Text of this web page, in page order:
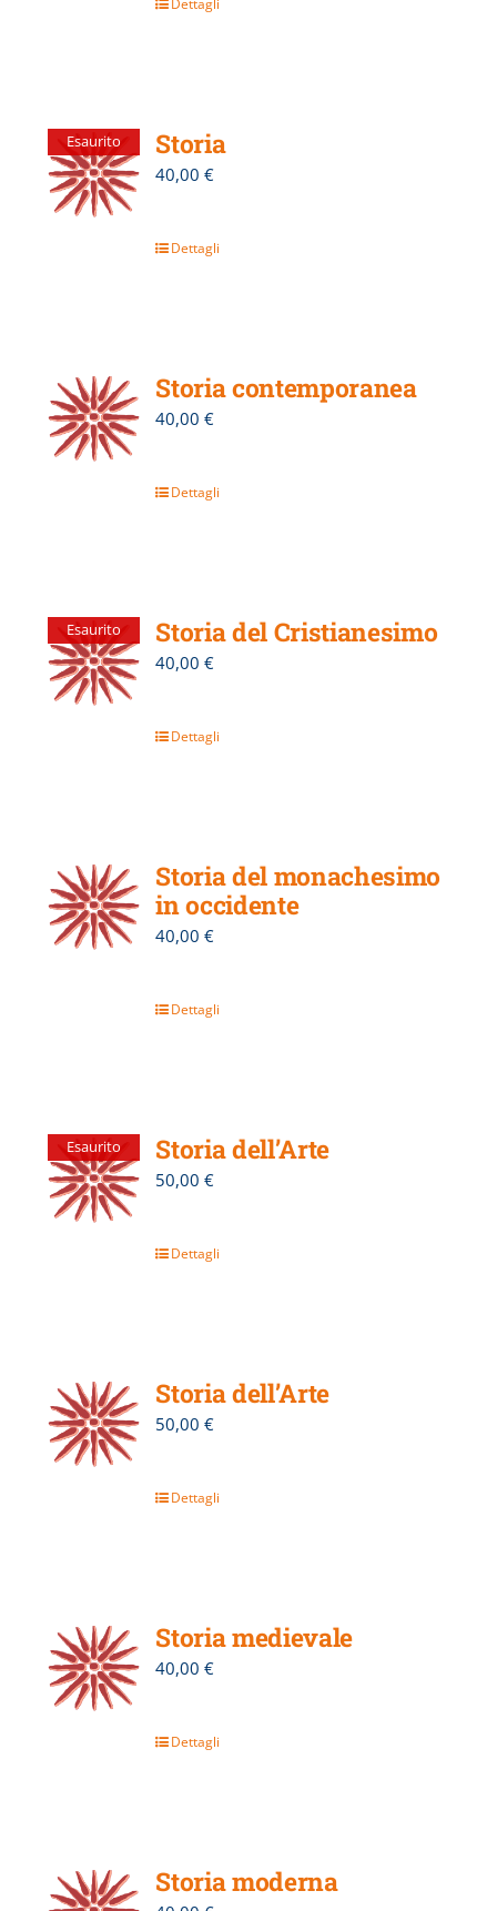
Esaurito Storia
40,00€
Dettagli
Storia contemporanea
40,00€
Dettagli
Esaurito Storia del Cristianesimo
40,00€
Dettagli
Storia del monachesimo
in occidente
40,00€
Dettagli
Esaurito Storia dell’Arte
50,00€
Dettagli
Storia dell’Arte
50,00€
Dettagli
Storia medievale
40,00€
Dettagli
Storia moderna